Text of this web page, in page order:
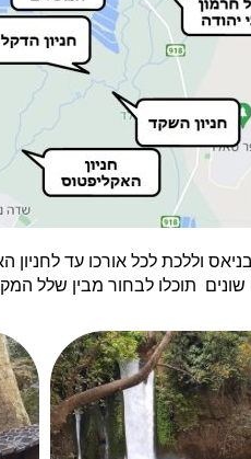
את המסלול במעיינות הבניאס וללכת לכל
תוכלו לבחור מבין שלל